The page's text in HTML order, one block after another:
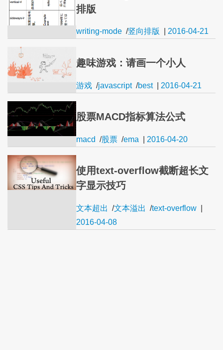
排版
writing-mode /竖向排版 2016-04-21
趣味游戏：请画一个小人
游戏 /javascript /best 2016-04-21
股票MACD指标算法公式
macd /股票 /ema 2016-04-20
使用text-overflow截断超长文
字显示技巧
文本超出 /文本溢出 /text-overflow
2016-04-08